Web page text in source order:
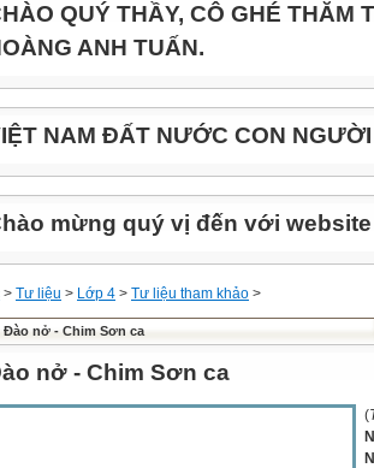
QUÝ THẦY, CÔ GHÉ THĂM
ANH TUẤN.
NAM ĐẤT NƯỚC CON NGƯỜI
mừng quý vị đến với
> Tư liệu > Lớp 4 > Tư liệu tham khảo >
Đào nở - Chim Sơn ca
nở - Chim Sơn ca
(